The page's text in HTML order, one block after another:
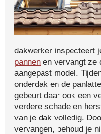
dakwerker inspecteert
pannen en vervangt ze
aangepast model.
onderdak en de
gebeurt daar ook een
verdere schade en
van je dak volledig.
vervangen, behoud je